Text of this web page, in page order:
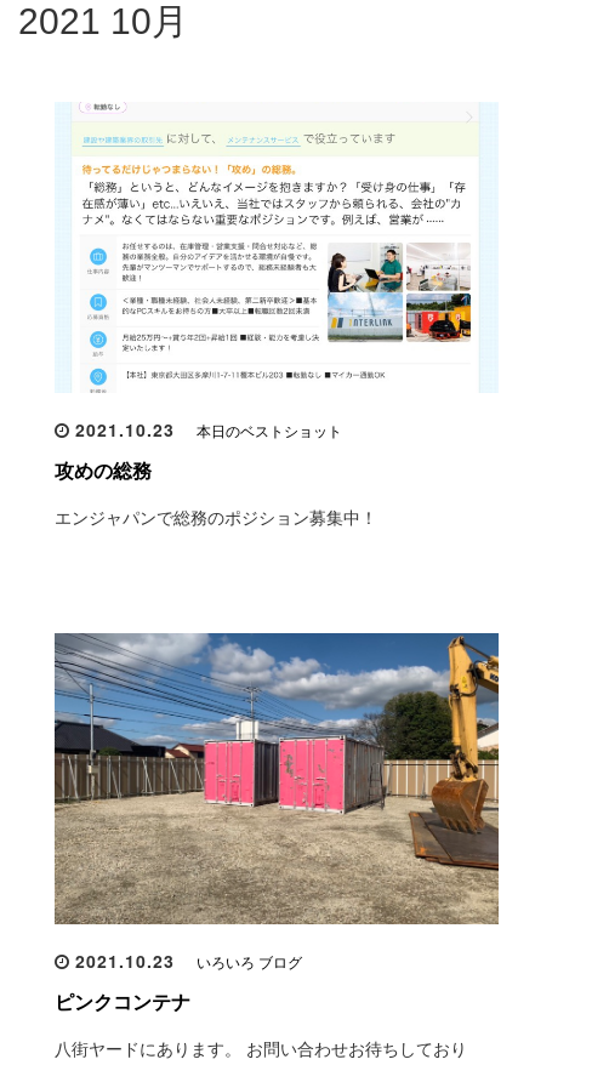
2021 10月
2021.10.23 本日のベストショット
攻めの総務
エンジャパンで総務のポジション募集中！
2021.10.23 いろいろ ブログ
ピンクコンテナ
八街ヤードにあります。 お問い合わせお待ちしており